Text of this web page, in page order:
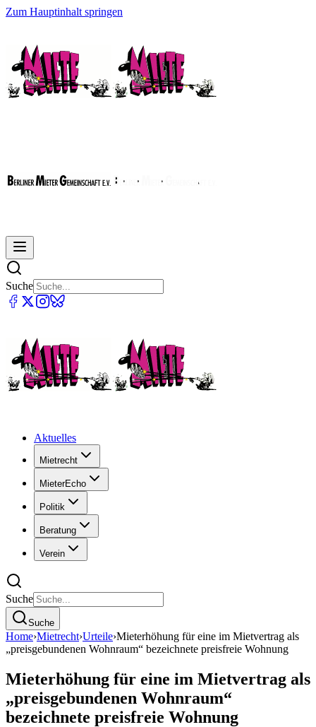
Zum Hauptinhalt springen
Suche
Aktuelles
Mietrecht
MieterEcho
Politik
Beratung
Verein
Suche
Suche
Home›Mietrecht›Urteile›Mieterhöhung für eine im Mietvertrag als
„preisgebundenen Wohnraum“ bezeichnete preisfreie Wohnung
Mieterhöhung für eine im Mietvertrag als
„preisgebundenen Wohnraum“
bezeichnete preisfreie Wohnung